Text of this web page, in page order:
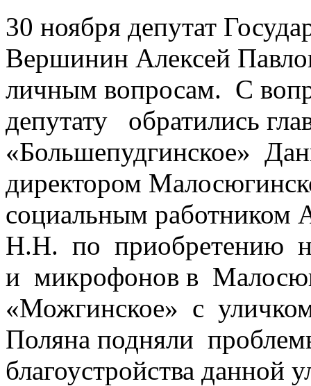
30 ноября депутат
Вершинин Алексей
личным вопросам. С
депутату обратились
«Большепудгинское»
директором
социальным работником
Н.Н. по приобретению
и микрофонов в
«Можгинское» с
Поляна подняли
благоустройства данной